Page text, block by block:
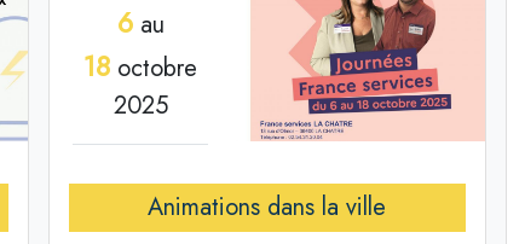
6au
18 octobre
2025
Animations dans la ville